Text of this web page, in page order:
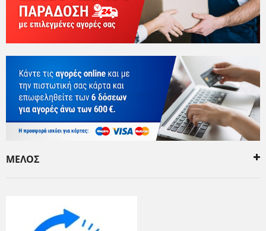
ΜΕΛΟΣ